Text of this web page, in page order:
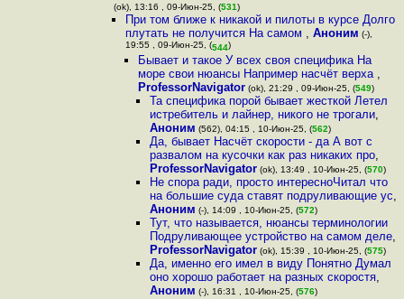
(ok), 13:16 , 09-Июн-25, (531)
При том ближе к никакой и пилоты в курсе Долго
плутать не получится На самом ,Аноним (-),
19:55 , 09-Июн-25, (544)
Бывает и такое У всех своя специфика На
море свои нюансы Например насчёт верха ,
ProfessorNavigator(ok), 21:29 , 09-Июн-25, (549)
Та специфика порой бывает жесткой Летел
истребитель и лайнер, никого не трогали,
Аноним (562), 04:15 , 10-Июн-25, (562)
Да, бывает Насчёт скорости - да А вот с
развалом на кусочки как раз никаких про,
ProfessorNavigator(ok), 13:49 , 10-Июн-25, (570)
Не спора ради, просто интересноЧитал что
на большие суда ставят подруливающие ус,
Аноним (-), 14:09 , 10-Июн-25, (572)
Тут, что называется, нюансы терминологии
Подруливающее устройство на самом деле,
ProfessorNavigator(ok), 15:39 , 10-Июн-25, (575)
Да, именно его имел в виду Понятно Думал
оно хорошо работает на разных скоростя,
Аноним (-), 16:31 , 10-Июн-25, (576)